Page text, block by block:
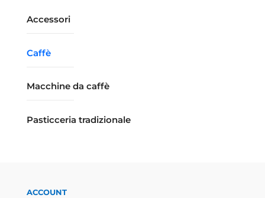
Accessori
Caffè
Macchine da caffè
Pasticceria tradizionale
ACCOUNT